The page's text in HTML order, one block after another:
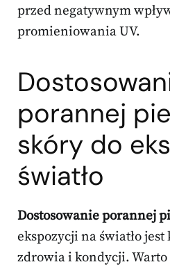
przed negatywnym
promieniowania UV.
porannej
skóry do
światło
Dostosowanie porannej
ekspozycji na światło
zdrowia i kondycji. Warto